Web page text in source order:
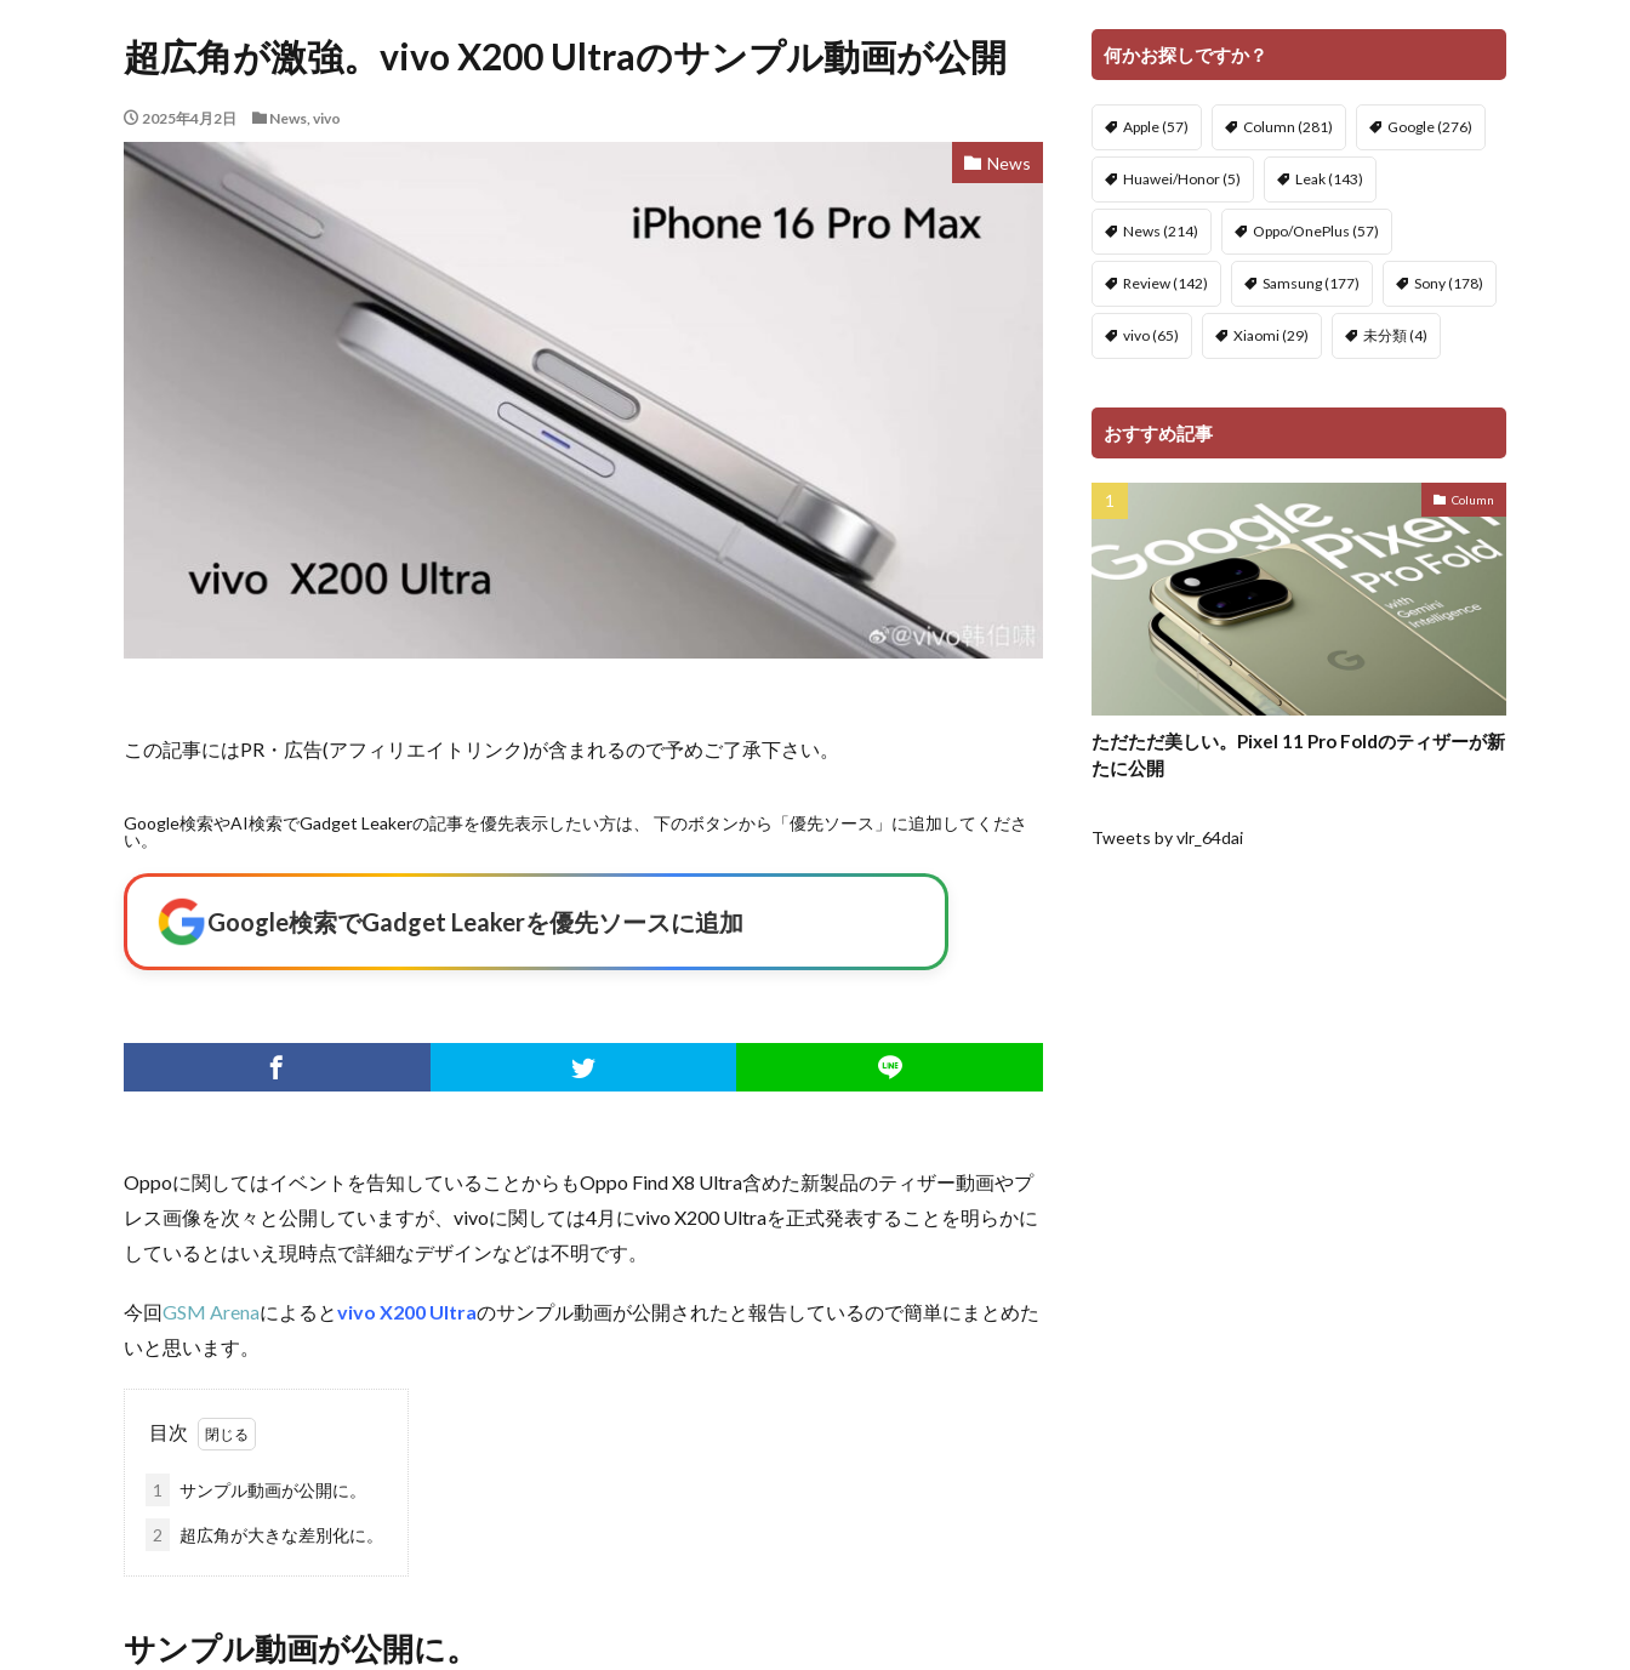
超広角が激強。vivo X200 Ultraのサンプル動画が公開
2025年4月2日 News, vivo
News
この記事にはPR・広告(アフィリエイトリンク)が含まれるので予めご了承下さい。
Google検索やAI検索でGadget Leakerの記事を優先表示したい方は、 下のボタンから「優先ソース」に追加してくださ
い。
Google検索でGadget Leakerを優先ソースに追加
Oppoに関してはイベントを告知していることからもOppo Find X8 Ultra含めた新製品のティザー動画やプ
レス画像を次々と公開していますが、vivoに関しては4月にvivo X200 Ultraを正式発表することを明らかに
しているとはいえ現時点で詳細なデザインなどは不明です。
今回GSM Arenaによるとvivo X200 Ultraのサンプル動画が公開されたと報告しているので簡単にまとめた
いと思います。
目次
1 サンプル動画が公開に。
2 超広角が大きな差別化に。
サンプル動画が公開に。
何かお探しですか？
Apple(57) Column (281) Google(276)
Huawei/Honor(5) Leak(143)
News (214) Oppo/OnePlus (57)
Review(142) Samsung(177) Sony(178)
vivo(65) Xiaomi(29) 未分類(4)
おすすめ記事
Column
ただただ美しい。Pixel 11 Pro Foldのティザーが新
たに公開
Tweets by vlr_64dai